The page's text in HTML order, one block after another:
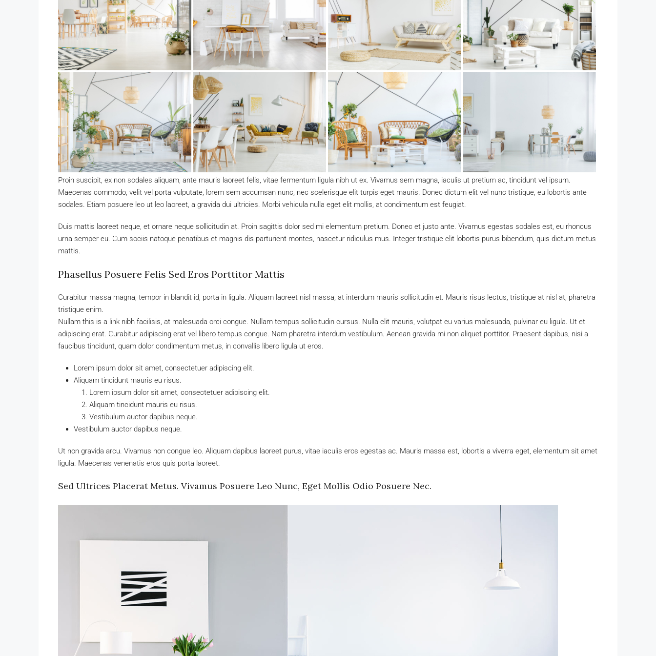
Proin suscipit, ex non sodales aliquam, ante mauris laoreet felis, vitae fermentum ligula nibh ut ex. Vivamus sem magna, iaculis ut pretium ac, tincidunt vel ipsum.
Maecenas commodo, velit vel porta vulputate, lorem sem accumsan nunc, nec scelerisque elit turpis eget mauris. Donec dictum elit vel nunc tristique, eu lobortis ante
sodales. Etiam posuere leo ut leo laoreet, a gravida dui ultricies. Morbi vehicula nulla eget elit mollis, at condimentum est feugiat.
Duis mattis laoreet neque, et ornare neque sollicitudin at. Proin sagittis dolor sed mi elementum pretium. Donec et justo ante. Vivamus egestas sodales est, eu rhoncus
urna semper eu. Cum sociis natoque penatibus et magnis dis parturient montes, nascetur ridiculus mus. Integer tristique elit lobortis purus bibendum, quis dictum metus
mattis.
Phasellus Posuere Felis Sed Eros Porttitor Mattis
Curabitur massa magna, tempor in blandit id, porta in ligula. Aliquam laoreet nisl massa, at interdum mauris sollicitudin et. Mauris risus lectus, tristique at nisl at, pharetra
tristique enim.
Nullam this is a link nibh facilisis, at malesuada orci congue. Nullam tempus sollicitudin cursus. Nulla elit mauris, volutpat eu varius malesuada, pulvinar eu ligula. Ut et
adipiscing erat. Curabitur adipiscing erat vel libero tempus congue. Nam pharetra interdum vestibulum. Aenean gravida mi non aliquet porttitor. Praesent dapibus, nisi a
faucibus tincidunt, quam dolor condimentum metus, in convallis libero ligula ut eros.
Lorem ipsum dolor sit amet, consectetuer adipiscing elit.
Aliquam tincidunt mauris eu risus.
Lorem ipsum dolor sit amet, consectetuer adipiscing elit.
Aliquam tincidunt mauris eu risus.
Vestibulum auctor dapibus neque.
Vestibulum auctor dapibus neque.
Ut non gravida arcu. Vivamus non congue leo. Aliquam dapibus laoreet purus, vitae iaculis eros egestas ac. Mauris massa est, lobortis a viverra eget, elementum sit amet
ligula. Maecenas venenatis eros quis porta laoreet.
Sed Ultrices Placerat Metus. Vivamus Posuere Leo Nunc, Eget Mollis Odio Posuere Nec.